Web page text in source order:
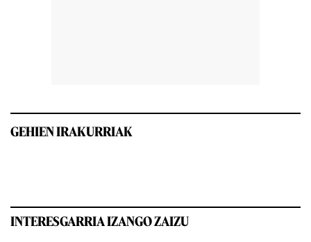
GEHIEN IRAKURRIAK
INTERESGARRIA IZANGO ZAIZU